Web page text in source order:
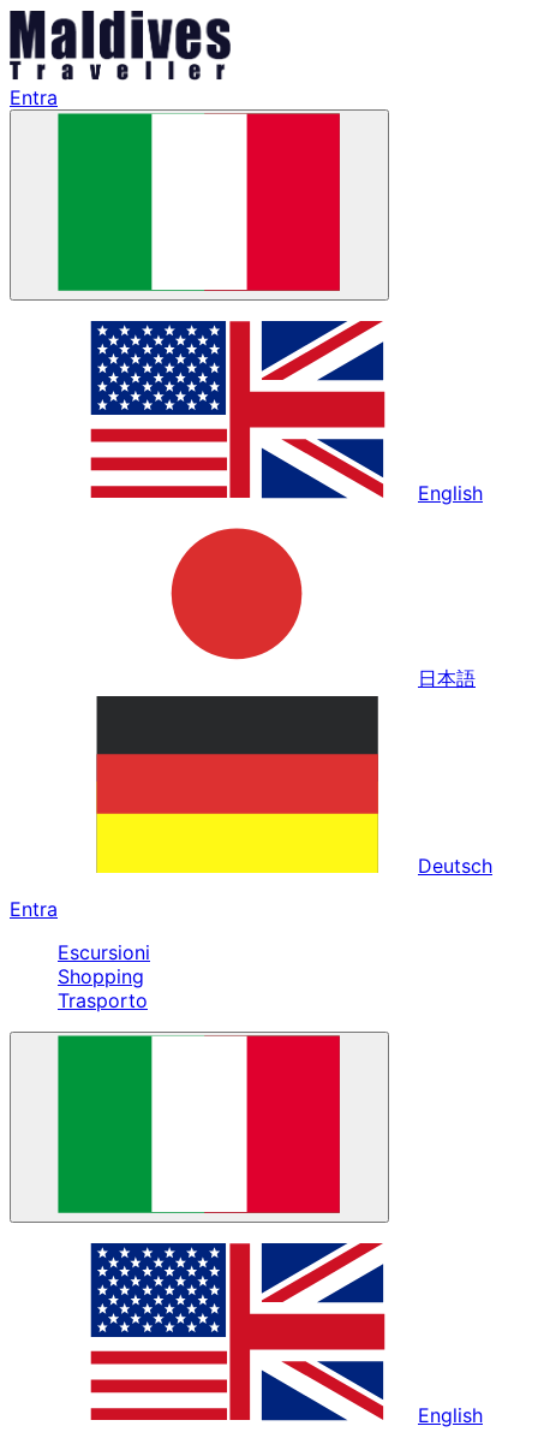
Entra
English
日本語
Deutsch
Entra
Escursioni
Shopping
Trasporto
English